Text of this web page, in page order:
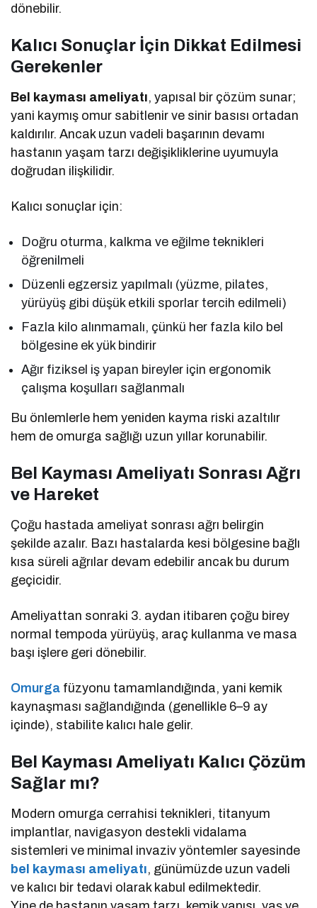
dönebilir.
Kalıcı Sonuçlar İçin Dikkat Edilmesi
Gerekenler
Bel kayması ameliyatı, yapısal bir çözüm sunar;
yani kaymış omur sabitlenir ve sinir basısı ortadan
kaldırılır. Ancak uzun vadeli başarının devamı
hastanın yaşam tarzı değişikliklerine uyumuyla
doğrudan ilişkilidir.
Kalıcı sonuçlar için:
Doğru oturma, kalkma ve eğilme teknikleri
öğrenilmeli
Düzenli egzersiz yapılmalı (yüzme, pilates,
yürüyüş gibi düşük etkili sporlar tercih edilmeli)
Fazla kilo alınmamalı, çünkü her fazla kilo bel
bölgesine ek yük bindirir
Ağır fiziksel iş yapan bireyler için ergonomik
çalışma koşulları sağlanmalı
Bu önlemlerle hem yeniden kayma riski azaltılır
hem de omurga sağlığı uzun yıllar korunabilir.
Bel Kayması Ameliyatı Sonrası Ağrı
ve Hareket
Çoğu hastada ameliyat sonrası ağrı belirgin
şekilde azalır. Bazı hastalarda kesi bölgesine bağlı
kısa süreli ağrılar devam edebilir ancak bu durum
geçicidir.
Ameliyattan sonraki 3. aydan itibaren çoğu birey
normal tempoda yürüyüş, araç kullanma ve masa
başı işlere geri dönebilir.
Omurga füzyonu tamamlandığında, yani kemik
kaynaşması sağlandığında (genellikle 6–9 ay
içinde), stabilite kalıcı hale gelir.
Bel Kayması Ameliyatı Kalıcı Çözüm
Sağlar mı?
Modern omurga cerrahisi teknikleri, titanyum
implantlar, navigasyon destekli vidalama
sistemleri ve minimal invaziv yöntemler sayesinde
bel kayması ameliyatı, günümüzde uzun vadeli
ve kalıcı bir tedavi olarak kabul edilmektedir.